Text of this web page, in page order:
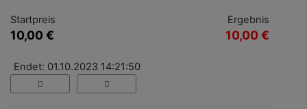
Startpreis
10,00 €
Ergebnis
10,00 €
Endet: 01.10.2023 14:21:50